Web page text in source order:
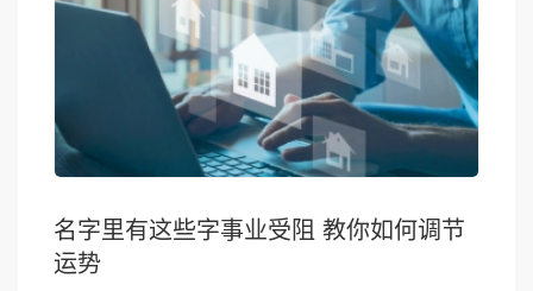
名字里有这些字事业受阻 教你如何调节
运势